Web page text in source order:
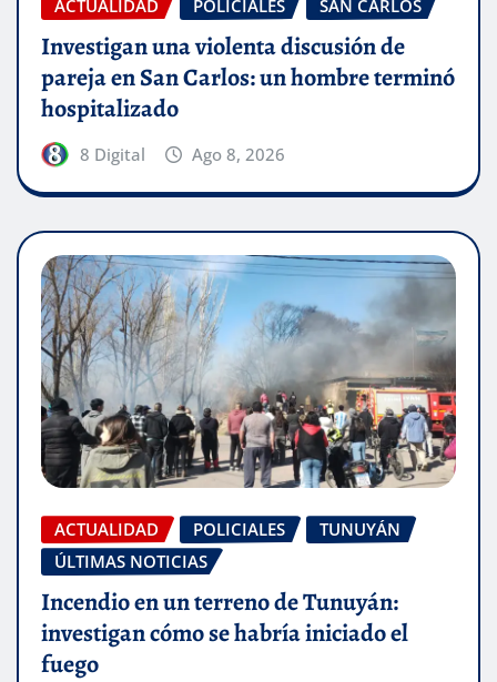
ACTUALIDAD POLICIALES SAN CARLOS
Investigan una violenta discusión de
pareja en San Carlos: un hombre terminó
hospitalizado
8 Digital Ago 8, 2026
ACTUALIDAD POLICIALES
TUNUYÁN
ÚLTIMAS NOTICIAS
Incendio en un terreno de Tunuyán:
investigan cómo se habría iniciado el
fuego